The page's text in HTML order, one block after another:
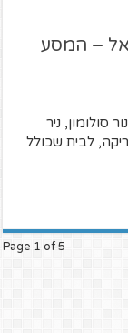
– המסע
סולומון, ניר
לבית שכולל
Page 1 of 5